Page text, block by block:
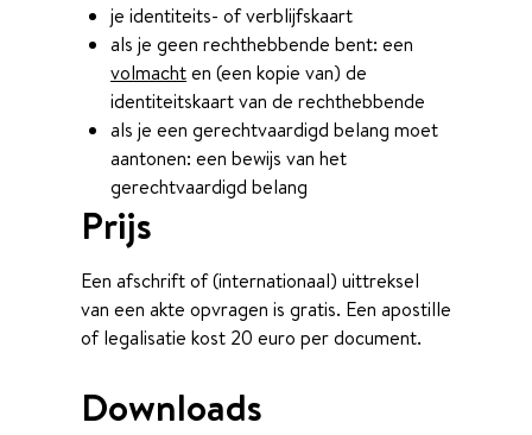
je identiteits- of verblijfskaart
als je geen rechthebbende bent: een
volmachten (een kopie van) de
identiteitskaart van de rechthebbende
als je een gerechtvaardigd belang moet
aantonen: een bewijs van het
gerechtvaardigd belang
Prijs
Een afschrift of (internationaal) uittreksel
van een akte opvragen is gratis. Een apostille
of legalisatie kost 20 euro per document.
Downloads